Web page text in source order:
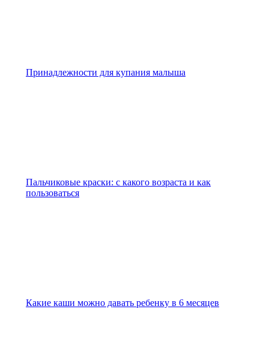
Принадлежности для купания малыша
Пальчиковые краски: с какого возраста и как
пользоваться
Какие каши можно давать ребенку в 6 месяцев